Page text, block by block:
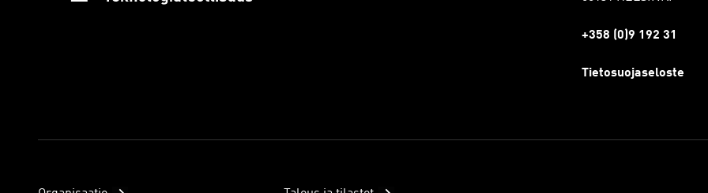
+358 (0)9 192 31
Tietosuojaseloste